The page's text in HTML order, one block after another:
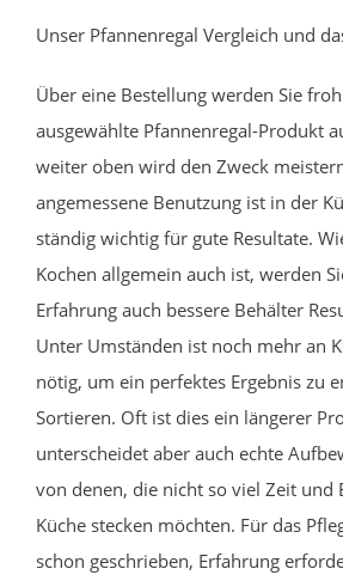
Unser Pfannenregal Vergleich und
Über eine Bestellung werden Sie
ausgewählte Pfannenregal-Produkt
weiter oben wird den Zweck
angemessene Benutzung ist in der
ständig wichtig für gute Resultate.
Kochen allgemein auch ist, werden
Erfahrung auch bessere Behälter
Unter Umständen ist noch mehr an
nötig, um ein perfektes Ergebnis zu
Sortieren. Oft ist dies ein längerer
unterscheidet aber auch echte
von denen, die nicht so viel Zeit und
Küche stecken möchten. Für das
schon geschrieben, Erfahrung